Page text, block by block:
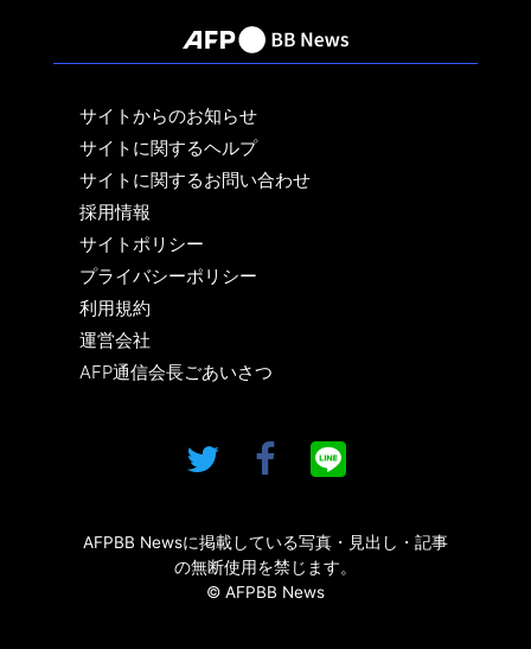
サイトからのお知らせ
サイトに関するヘルプ
サイトに関するお問い合わせ
採用情報
サイトポリシー
プライバシーポリシー
利用規約
運営会社
AFP通信会長ごあいさつ
AFPBB Newsに掲載している写真・見出し・記事
の無断使用を禁じます。
© AFPBB News